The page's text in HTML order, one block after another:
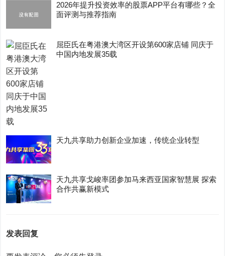
2026年提升投资效率的股票APP平台有哪些？全
面评测与推荐指南
屈臣氏在粤港澳大湾区开设第600家店铺 同庆于
中国内地发展35载
天九共享助力创新企业加速，传统企业转型
天九共享戈峻率团参加马来西亚国家智慧展 探索
合作共赢新模式
发表回复